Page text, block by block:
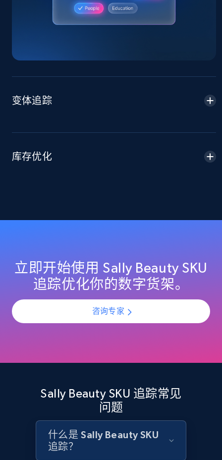
375+
Amazon products global dataset - Collects
price, Currency, Availability, Reviews count, and
price, Currency, Availability, Reviews count, and
2.1K+ 375+
Amazon products global dataset - Collects
products by best sellers category URL
立即开始
Amazon products global dataset - Collect
Amazon products by seller URL
变体追踪
库存优化
立即开始使用 Sally Beauty SKU
追踪优化你的数字货架。
咨询专家
Sally Beauty SKU 追踪常见
问题
什么是 Sally Beauty SKU
追踪？